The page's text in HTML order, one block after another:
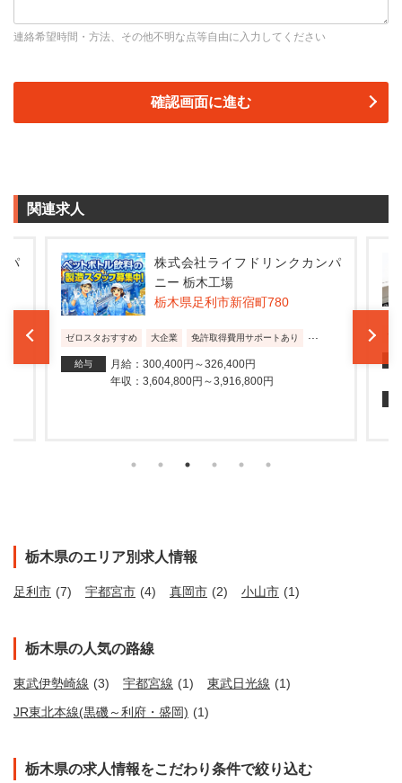
連絡希望時間・方法、その他不明な点等自由に入力してください
関連求人
パ
株式会社ライフドリンクカンパ
ニー 栃木工場
栃木県足利市新宿町780
ゼロスタおすすめ 大企業 免許取得費用サポートあり
給与
月給：300,400円～326,400円
年収：3,604,800円～3,916,800円
栃木県のエリア別求人情報
足利市 (7) 宇都宮市 (4) 真岡市 (2) 小山市 (1)
栃木県の人気の路線
東武伊勢崎線 (3) 宇都宮線 (1) 東武日光線 (1)
JR東北本線(黒磯～利府・盛岡) (1)
栃木県の求人情報をこだわり条件で絞り込む